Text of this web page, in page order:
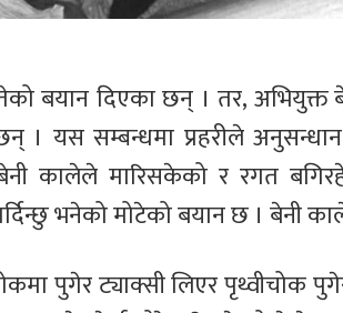
बयान दिएका छन् । तर,
यस सम्बन्धमा प्रहरीले
कालेले मारिसकेको र रगत
भनेको मोटेको बयान छ । बेनी
पुगेर ट्याक्सी लिएर पृथ्वीचोक